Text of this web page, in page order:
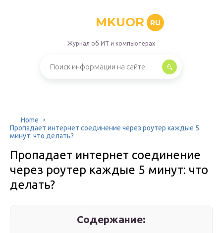
MKUOR RU
Журнал об ИТ и компьютерах
Home
Пропадает интернет соединение через роутер каждые 5
минут: что делать?
Пропадает интернет соединение
через роутер каждые 5 минут: что
делать?
Содержание: